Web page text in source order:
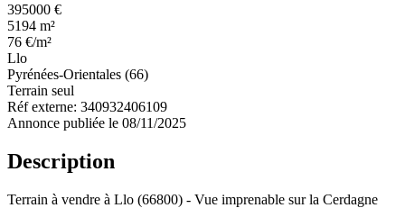
395000 €
5194 m²
76 €/m²
Llo
Pyrénées-Orientales (66)
Terrain seul
Réf externe: 340932406109
Annonce publiée le 08/11/2025
Description
Terrain à vendre à Llo (66800) - Vue imprenable sur la Cerdagne